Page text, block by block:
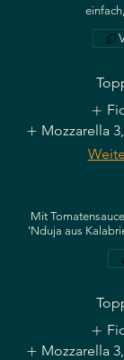
Mozzarella
Mit
’Nduja aus
Mozzarella